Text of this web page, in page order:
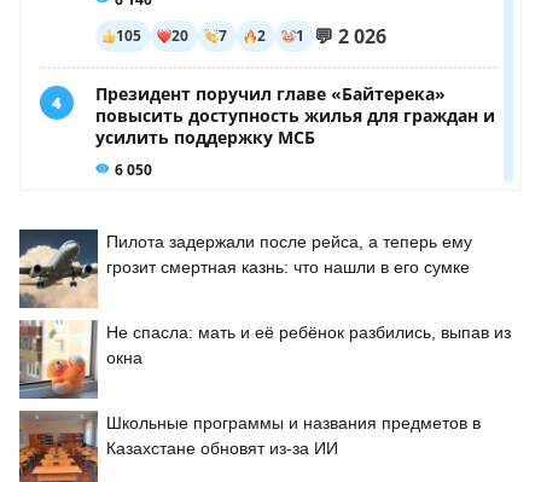
Пилота задержали после рейса, а теперь ему
грозит смертная казнь: что нашли в его сумке
Не спасла: мать и её ребёнок разбились, выпав из
окна
Школьные программы и названия предметов в
Казахстане обновят из-за ИИ